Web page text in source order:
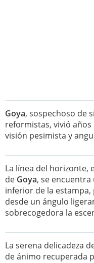
Goya, sospechoso de
reformistas, vivió
visión pesimista y
La línea del horizonte,
de Goya, se
inferior de la
desde un ángulo
sobrecogedora la
La serena delicadeza
de ánimo recuperada